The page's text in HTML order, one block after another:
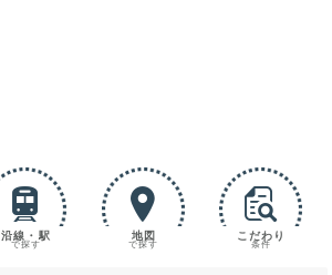
沿線・駅
で探す
地図
で探す
こだわり
条件